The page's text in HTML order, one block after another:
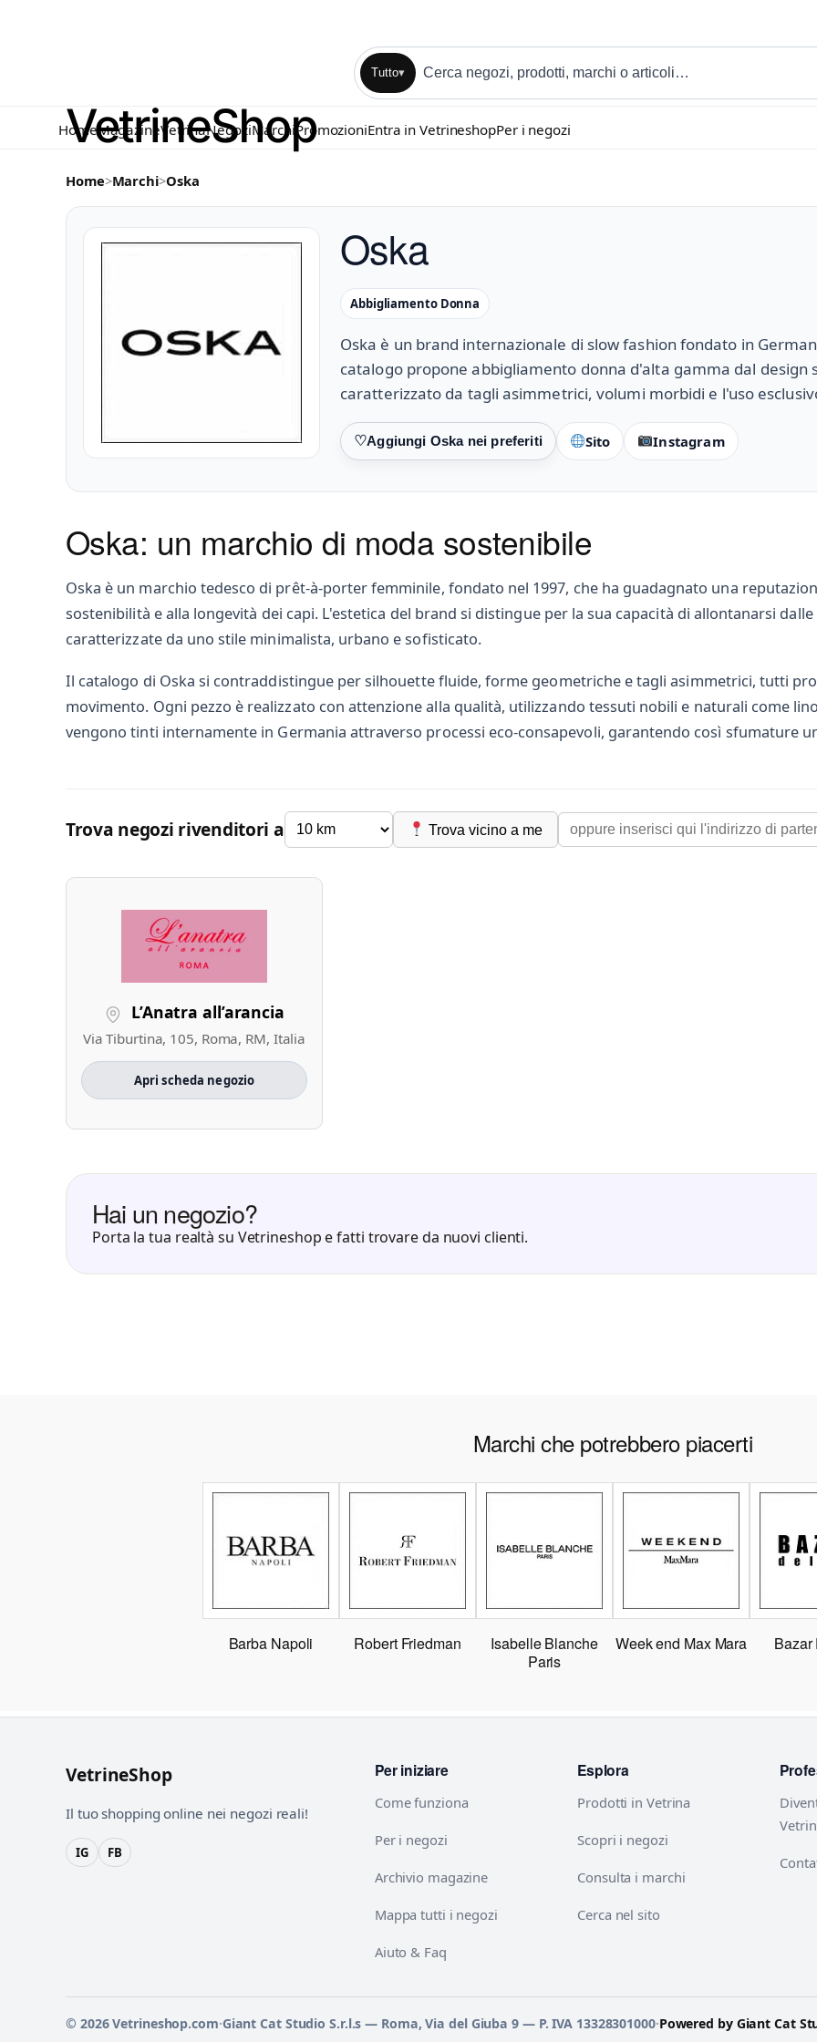
Tutto▾
HomeMagazineVetrinaNegoziMarchi PromozioniEntra in VetrineshopPer i negozi
Home>Marchi>Oska
Oska
Abbigliamento Donna
Oska è un brand internazionale di slow fashion fondato in
catalogo propone abbigliamento donna d'alta gamma dal design
caratterizzato da tagli asimmetrici, volumi morbidi e l'uso
Preferiti Sito Instagram
Oska: un marchio di moda sostenibile
Oska è un marchio tedesco di prêt-à-porter femminile, fondato nel 1997, che ha guadagnato una
sostenibilità e alla longevità dei capi. L'estetica del brand si distingue per la sua capacità di allontanarsi
caratterizzate da uno stile minimalista, urbano e sofisticato.
Il catalogo di Oska si contraddistingue per silhouette fluide, forme geometriche e tagli asimmetrici, tutti
movimento. Ogni pezzo è realizzato con attenzione alla qualità, utilizzando tessuti nobili e naturali come
vengono tinti internamente in Germania attraverso processi eco-consapevoli, garantendo così sfumature
Trova negozi rivenditori a Trova vicino a me
L’Anatra all’arancia
Via Tiburtina, 105, Roma, RM, Italia
Apri scheda negozio
Hai un negozio?
Porta la tua realtà su Vetrineshop e fatti trovare da nuovi clienti.
Marchi che potrebbero piacerti
Barba Napoli Robert Friedman
Isabelle Blanche
Paris
Week end Max Mara Bazar
VetrineShop
Il tuo shopping online nei negozi reali!
IG FB
Per iniziare
Come funziona
Per i negozi
Archivio magazine
Mappa tutti i negozi
Aiuto & Faq
Esplora
Prodotti in Vetrina
Scopri i negozi
Consulta i marchi
Cerca nel sito
© 2026 Vetrineshop.com·Giant Cat Studio S.r.l.s — Roma, Via del Giuba 9 — P. IVA 13328301000·Powered by Giant Cat